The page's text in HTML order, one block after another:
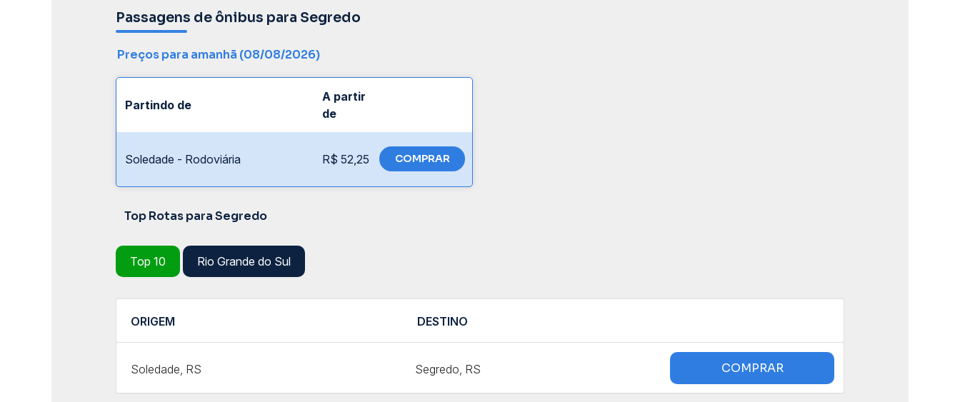
Passagens de ônibus para Segredo
Preços para amanhã (08/08/2026)
Partindo de
A partir
de
Soledade - Rodoviária R$ 52,25 COMPRAR
Top Rotas para Segredo
Top 10 Rio Grande do Sul
ORIGEM DESTINO
Soledade, RS Segredo, RS